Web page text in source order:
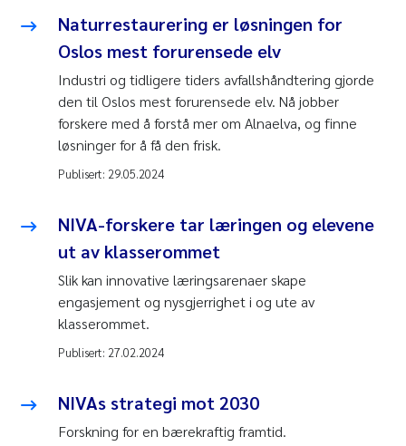
Naturrestaurering er løsningen for
Oslos mest forurensede elv
Industri og tidligere tiders avfallshåndtering gjorde
den til Oslos mest forurensede elv. Nå jobber
forskere med å forstå mer om Alnaelva, og finne
løsninger for å få den frisk.
Publisert: 29.05.2024
NIVA-forskere tar læringen og elevene
ut av klasserommet
Slik kan innovative læringsarenaer skape
engasjement og nysgjerrighet i og ute av
klasserommet.
Publisert: 27.02.2024
NIVAs strategi mot 2030
Forskning for en bærekraftig framtid.